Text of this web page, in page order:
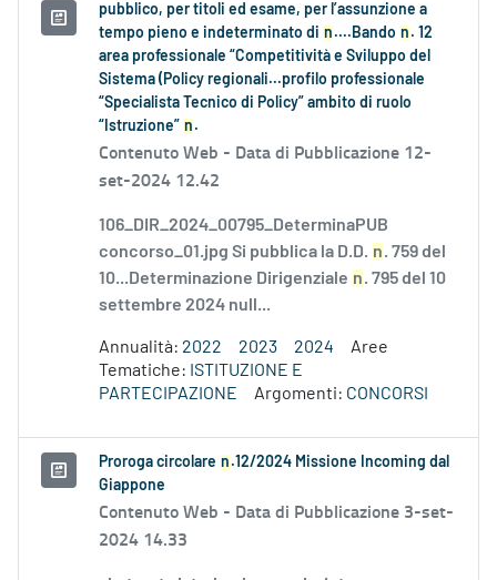
pubblico, per titoli ed esame, per l’assunzione a
tempo pieno e indeterminato di n ....Bando n . 12
area professionale “Competitività e Sviluppo del
Sistema (Policy regionali...profilo professionale
“Specialista Tecnico di Policy” ambito di ruolo
“Istruzione” n .
Contenuto Web - Data di Pubblicazione 12-
set-2024 12.42
106_DIR_2024_00795_DeterminaPUB
concorso_01.jpg Si pubblica la D.D. n. 759 del
10...Determinazione Dirigenziale n. 795 del 10
settembre 2024 null...
Annualità: 2022 2023 2024
Aree
Tematiche: ISTITUZIONE E
PARTECIPAZIONE
Argomenti: CONCORSI
Proroga circolare n .12/2024 Missione Incoming dal
Giappone
Contenuto Web - Data di Pubblicazione 3-set-
2024 14.33